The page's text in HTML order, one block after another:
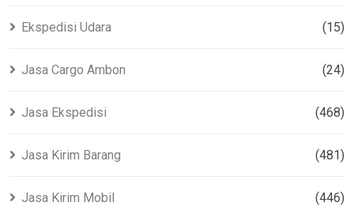
Ekspedisi Udara (15)
Jasa Cargo Ambon (24)
Jasa Ekspedisi (468)
Jasa Kirim Barang (481)
Jasa Kirim Mobil (446)